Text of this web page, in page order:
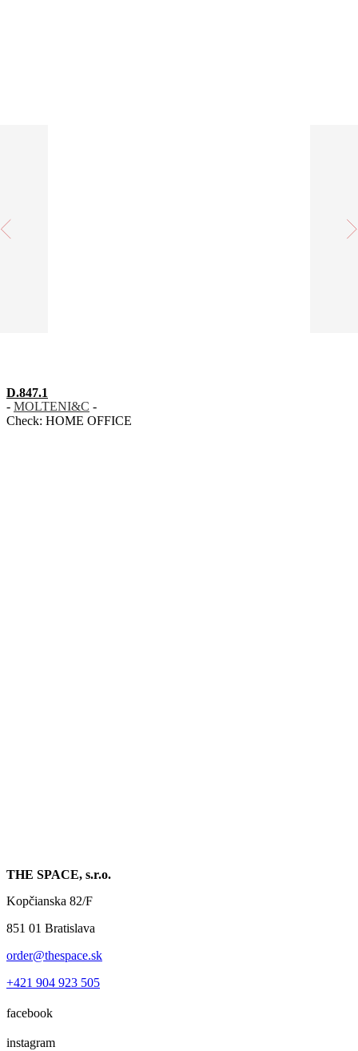
D.847.1
- MOLTENI&C -
Check: HOME OFFICE
THE SPACE, s.r.o.
Kopčianska 82/F
851 01 Bratislava
order@thespace.sk
+421 904 923 505
facebook
instagram